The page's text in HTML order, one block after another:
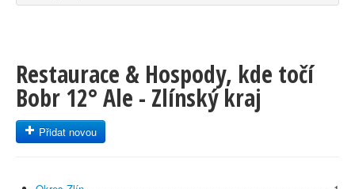
Restaurace & Hospody, kde točí
Bobr 12° Ale - Zlínský kraj
Přidat novou